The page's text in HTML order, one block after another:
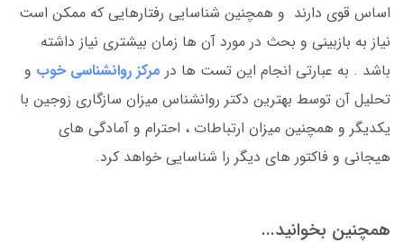
اساس قوی دارند و همچنین شناسایی رفتارهایی که ممکن است
نیاز به بازبینی و بحث در مورد آن ها زمان بیشتری نیاز داشته
باشد . به عبارتی انجام این تست ها در مرکز روانشناسی خوب و
تحلیل آن توسط بهترین دکتر روانشناس میزان سازگاری زوجین با
یکدیگر و همچنین میزان ارتباطات ، احترام و آمادگی های
هیجانی و فاکتور های دیگر را شناسایی خواهد کرد.
همچنین بخوانید...